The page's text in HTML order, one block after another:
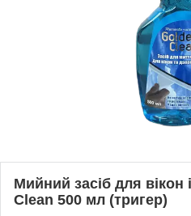
Мийний засіб для вікон
Clean 500 мл (тригер)